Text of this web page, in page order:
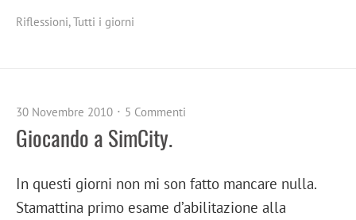
Riflessioni,Tutti i giorni
30 Novembre 2010 5 Commenti
Giocando a SimCity.
In questi giorni non mi son fatto mancare nulla.
Stamattina primo esame d’abilitazione alla